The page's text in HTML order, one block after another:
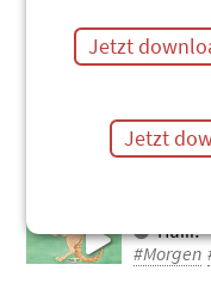
Mach
#Morgen
Huiii!
#Morgen
Jetzt
Jetzt